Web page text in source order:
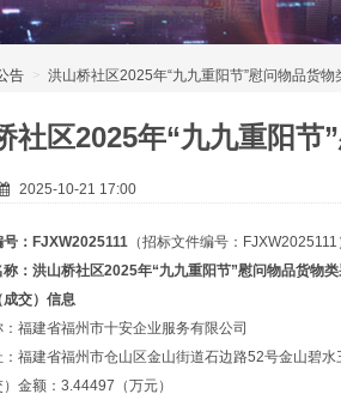
告 > 洪山桥社区2025年“九九重阳节”慰问物品货
社区2025年“九九重阳节
2025-10-21 17:00
： FJXW2025111 （招标文件编号：FJXW2025111
： 洪山桥社区2025年“九九重阳节”慰问物品货物类
交）信息
福建省福州市十安企业服务有限公司
：福建省福州市仓山区金山街道石边路52号金山碧
金额：3.44497（万元）